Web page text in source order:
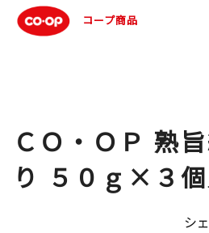
コープ商品
シ
ＣＯ・ＯＰ 熟
り ５０ｇ×３